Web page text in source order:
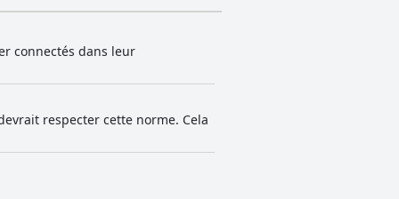
connectés dans leur
respecter cette norme. Cela